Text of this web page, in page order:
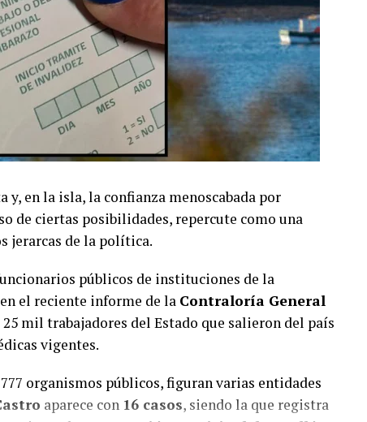
y, en la isla, la confianza menoscabada por
de ciertas posibilidades, repercute como una
jerarcas de la política.
públicos de instituciones de la
el reciente informe de la Contraloría General
mil trabajadores del Estado que salieron del país
vigentes.
organismos públicos, figuran varias entidades
aparece con 16 casos, siendo la que registra